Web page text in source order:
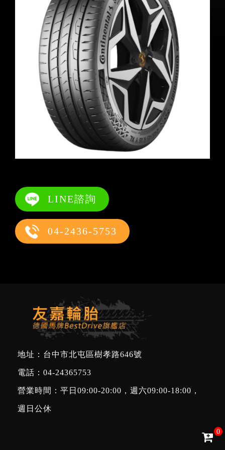
0
LINE諮詢
04-2436-5753
地址：台中市北屯區樹孝路646號
電話： 04-24365753
營業時間：平日09:00-20:00，週六09:00-18:00，
週日公休